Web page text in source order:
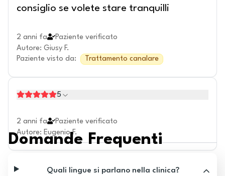
consiglio se volete stare tranquilli
2 anni fa
Paziente verificato
Autore: Giusy F.
Paziente visto da: Trattamento canalare
5
2 anni fa
Paziente verificato
Autore: Eugenio F.
Domande Frequenti
Quali lingue si parlano nella clinica?